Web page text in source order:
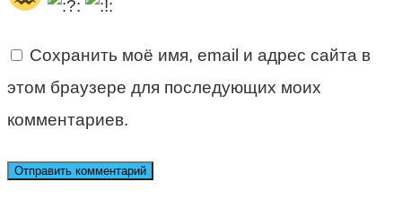
Сохранить моё имя, email и адрес сайта в
этом браузере для последующих моих
комментариев.